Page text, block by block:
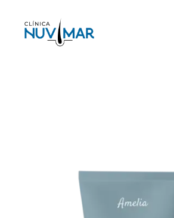
Clinicas Capilares